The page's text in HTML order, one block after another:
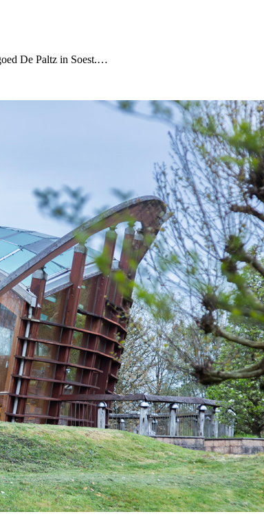
De Paltz in Soest.…